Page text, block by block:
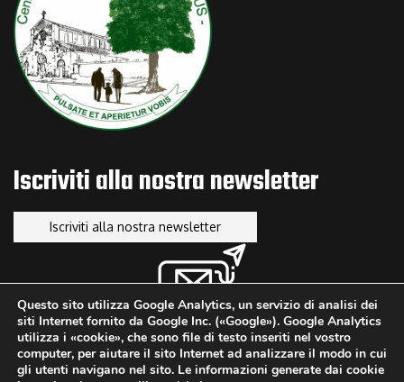
Bando Donne e Impresa
NOVEMBRE 25, 2025
News
Voucher Digitalizzazione PMI: Programma FESR Lazio 2021-2027
Iscriviti alla nostra newsletter
Iscriviti alla nostra newsletter
facebooklinkedinyoutube
Questo sito utilizza Google Analytics, un servizio di analisi dei
siti Internet fornito da Google Inc. («Google»). Google Analytics
utilizza i «cookie», che sono file di testo inseriti nel vostro
computer, per aiutare il sito Internet ad analizzare il modo in cui
gli utenti navigano nel sito. Le informazioni generate dai cookie